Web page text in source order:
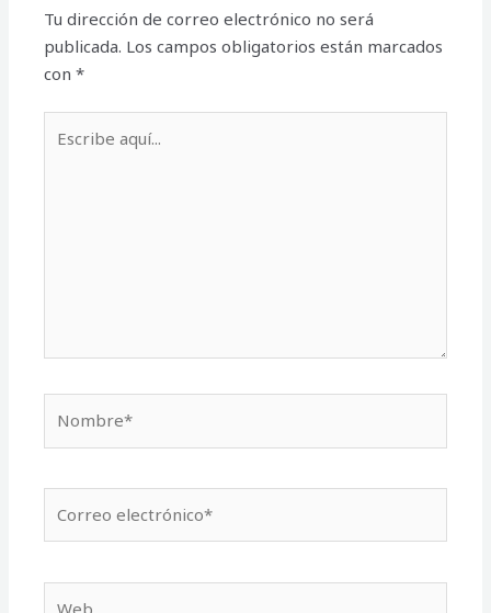
Tu dirección de correo electrónico no será
publicada. Los campos obligatorios están marcados
con*
aquí...
electrónico*